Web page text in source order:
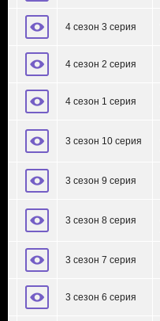
4 сезон 3 серия
4 сезон 2 серия
4 сезон 1 серия
3 сезон 10 серия
3 сезон 9 серия
3 сезон 8 серия
3 сезон 7 серия
3 сезон 6 серия